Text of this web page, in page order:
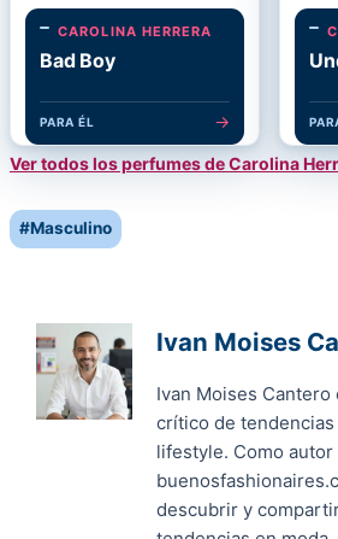
CAROLINA HERRERA
Bad Boy
PARA ÉL →
Ver todos los perfumes de Carolina
Post
Tags:
#Masculino
Ivan Moises
Ivan Moises Cantero
crítico de
lifestyle. Como autor
descubrir y